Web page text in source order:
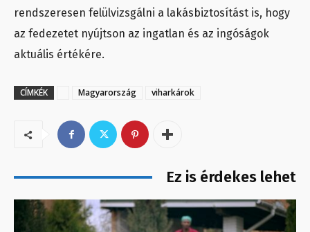
rendszeresen felülvizsgálni a lakásbiztosítást is, hogy
az fedezetet nyújtson az ingatlan és az ingóságok
aktuális értékére.
CÍMKÉK Magyarország viharkárok
Ez is érdekes lehet